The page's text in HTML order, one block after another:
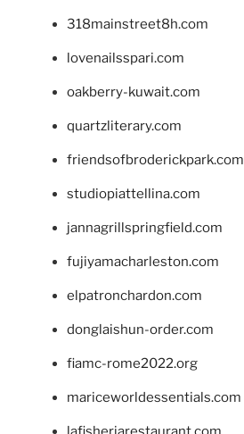
318mainstreet8h.com
lovenailsspari.com
oakberry-kuwait.com
quartzliterary.com
friendsofbroderickpark.com
studiopiattellina.com
jannagrillspringfield.com
fujiyamacharleston.com
elpatronchardon.com
donglaishun-order.com
fiamc-rome2022.org
mariceworldessentials.com